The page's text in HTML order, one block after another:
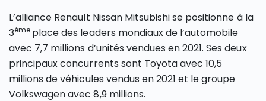
L’alliance Renault Nissan Mitsubishi se positionne à la
3ème place des leaders mondiaux de l’automobile
avec 7,7 millions d’unités vendues en 2021. Ses deux
principaux concurrents sont Toyota avec 10,5
millions de véhicules vendus en 2021 et le groupe
Volkswagen avec 8,9 millions.